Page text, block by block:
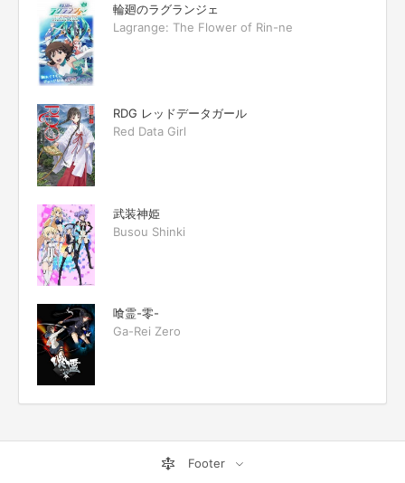
輪廻のラグランジェ
Lagrange: The Flower of Rin-ne
RDG レッドデータガール
Red Data Girl
武装神姫
Busou Shinki
喰霊-零-
Ga-Rei Zero
Footer